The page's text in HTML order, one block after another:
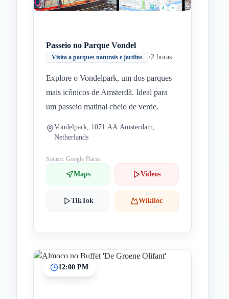
Passeio no Parque Vondel
Visita a parques naturais e jardins •2 horas
Explore o Vondelpark, um dos parques
mais icônicos de Amsterdã. Ideal para
um passeio matinal cheio de verde.
Vondelpark, 1071 AA Amsterdam,
Netherlands
Source: Google Places
Maps Videos
TikTok Wikiloc
12:00 PM